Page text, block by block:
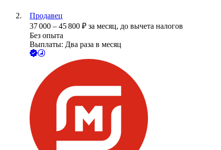
Продавец
37 000 – 45 800 ₽ за месяц, до вычета налогов
Без опыта
Выплаты: Два раза в месяц